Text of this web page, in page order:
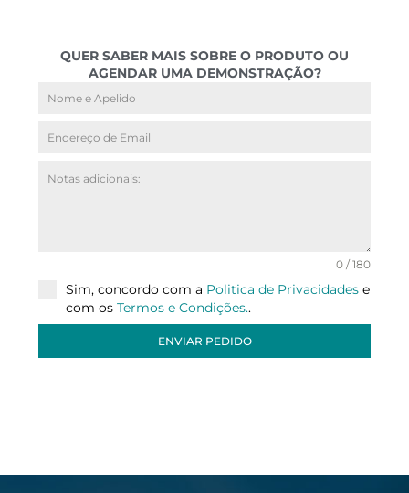
QUER SABER MAIS SOBRE O PRODUTO OU
AGENDAR UMA DEMONSTRAÇÃO?
0 / 180
Sim, concordo com a Politica de Privacidades e
com os Termos e Condições..
ENVIAR PEDIDO